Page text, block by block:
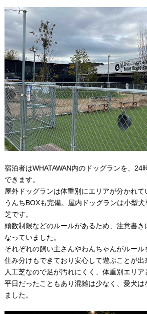
宿泊者はWHATAWAN内のドッグランを、24
できます。
屋外ドッグランは体重別にエリアが分かれて
うんちBOXも完備。屋内ドッグランは小型
芝です。
頭数制限などのルールがあるため、注意書き
なっていました。
それぞれの飼い主さんやわんちゃんがルール
住み分けもできており安心して遊ぶことが出
人工芝なので足が汚れにくく、体重別エリア
平日だったこともあり混雑は少なく、愛犬
ました。